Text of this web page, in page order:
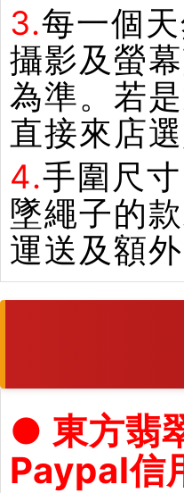
3.每一個
攝影及螢
為準。若
直接來店
4.手圍尺
墜繩子的
運送及額
● 東方翡
Paypal信